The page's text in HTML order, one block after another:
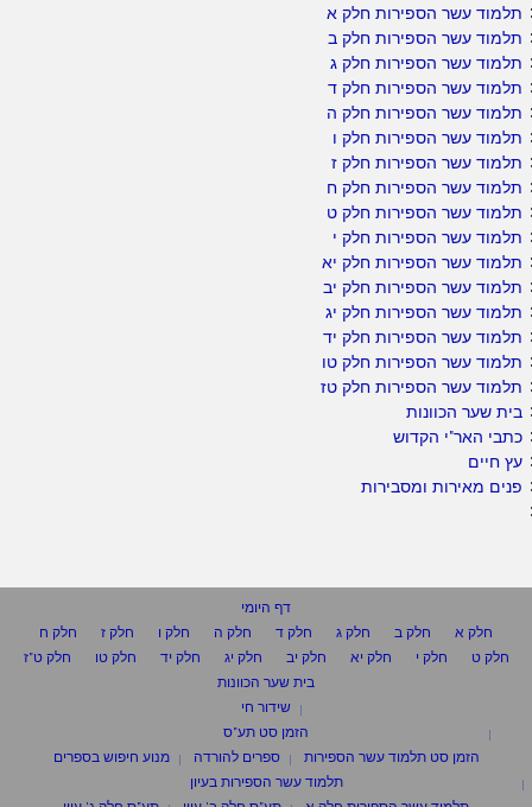
תלמוד עשר הספירות חלק א
תלמוד עשר הספירות חלק ב
תלמוד עשר הספירות חלק ג
תלמוד עשר הספירות חלק ד
תלמוד עשר הספירות חלק ה
תלמוד עשר הספירות חלק ו
תלמוד עשר הספירות חלק ז
תלמוד עשר הספירות חלק ח
תלמוד עשר הספירות חלק ט
תלמוד עשר הספירות חלק י
תלמוד עשר הספירות חלק יא
תלמוד עשר הספירות חלק יב
תלמוד עשר הספירות חלק יג
תלמוד עשר הספירות חלק יד
תלמוד עשר הספירות חלק טו
תלמוד עשר הספירות חלק טז
בית שער הכוונות
כתבי האר"י הקדוש
עץ חיים
פנים מאירות ומסבירות
דף היומי
חלק א
חלק ב חלק ג חלק ד חלק ה חלק ו חלק ז
חלק ח
חלק ט
חלק י חלק יא חלק יב חלק יג חלק יד חלק טו
חלק ט"ז
בית שער הכוונות
שידור חי
הזמן סט תע"ס
הזמן סט תלמוד עשר הספירות
ספרים להורדה
מנוע חיפוש בספרים
תלמוד עשר הספירות בעיון